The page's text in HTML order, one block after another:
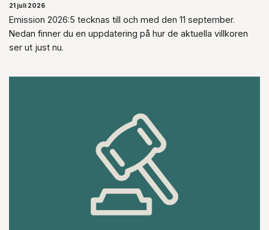
21 juli 2026
Emission 2026:5 tecknas till och med den 11 september.
Nedan finner du en uppdatering på hur de aktuella villkoren
ser ut just nu.